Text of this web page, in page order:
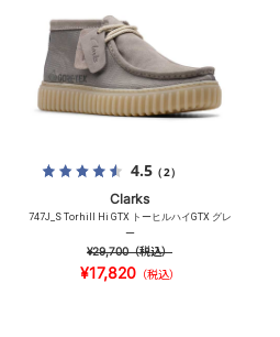
4.5（2）
Clarks
747J_S Torhill Hi GTX トーヒルハイGTX グレ
ー
¥29,700（税込）
¥17,820（税込）